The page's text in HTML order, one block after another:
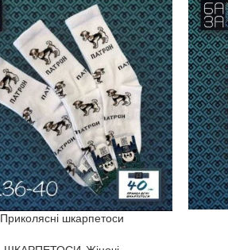
Приколясні шкарпетоси